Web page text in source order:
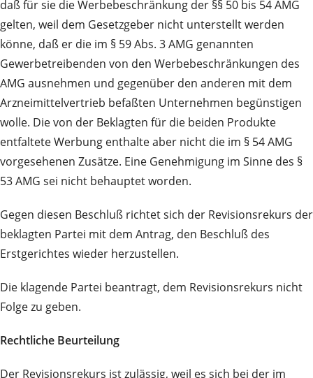
daß für sie die Werbebeschränkung der §§ 50 bis 54 AMG
gelten, weil dem Gesetzgeber nicht unterstellt werden
könne, daß er die im § 59 Abs. 3 AMG genannten
Gewerbetreibenden von den Werbebeschränkungen des
AMG ausnehmen und gegenüber den anderen mit dem
Arzneimittelvertrieb befaßten Unternehmen begünstigen
wolle. Die von der Beklagten für die beiden Produkte
entfaltete Werbung enthalte aber nicht die im § 54 AMG
vorgesehenen Zusätze. Eine Genehmigung im Sinne des §
53 AMG sei nicht behauptet worden.
Gegen diesen Beschluß richtet sich der Revisionsrekurs der
beklagten Partei mit dem Antrag, den Beschluß des
Erstgerichtes wieder herzustellen.
Die klagende Partei beantragt, dem Revisionsrekurs nicht
Folge zu geben.
Rechtliche Beurteilung
Der Revisionsrekurs ist zulässig, weil es sich bei der im